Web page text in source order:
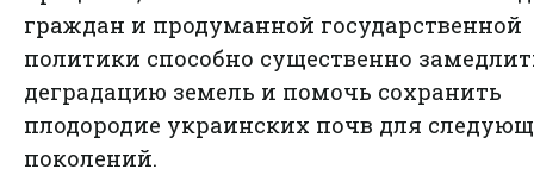
граждан и продуманной государственной
политики способно существенно
деградацию земель и помочь сохранить
плодородие украинских почв для
поколений.